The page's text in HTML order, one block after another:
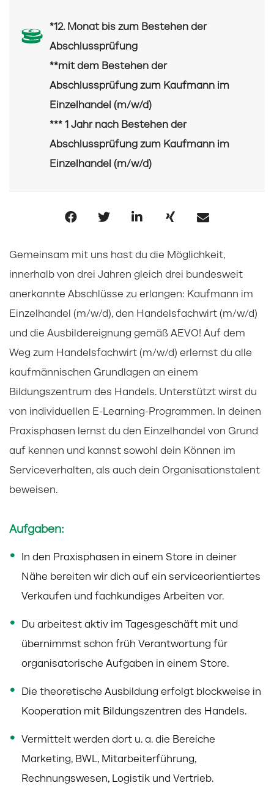
*12. Monat bis zum Bestehen der
Abschlussprüfung
**mit dem Bestehen der
Abschlussprüfung zum Kaufmann im
Einzelhandel (m/w/d)
*** 1 Jahr nach Bestehen der
Abschlussprüfung zum Kaufmann im
Einzelhandel (m/w/d)
Gemeinsam mit uns hast du die Möglichkeit,
innerhalb von drei Jahren gleich drei bundesweit
anerkannte Abschlüsse zu erlangen: Kaufmann im
Einzelhandel (m/w/d), den Handelsfachwirt (m/w/d)
und die Ausbildereignung gemäß AEVO! Auf dem
Weg zum Handelsfachwirt (m/w/d) erlernst du alle
kaufmännischen Grundlagen an einem
Bildungszentrum des Handels. Unterstützt wirst du
von individuellen E-Learning-Programmen. In deinen
Praxisphasen lernst du den Einzelhandel von Grund
auf kennen und kannst sowohl dein Können im
Serviceverhalten, als auch dein Organisationstalent
beweisen.
Aufgaben:
In den Praxisphasen in einem Store in deiner
Nähe bereiten wir dich auf ein serviceorientiertes
Verkaufen und fachkundiges Arbeiten vor.
Du arbeitest aktiv im Tagesgeschäft mit und
übernimmst schon früh Verantwortung für
organisatorische Aufgaben in einem Store.
Die theoretische Ausbildung erfolgt blockweise in
Kooperation mit Bildungszentren des Handels.
Vermittelt werden dort u. a. die Bereiche
Marketing, BWL, Mitarbeiterführung,
Rechnungswesen, Logistik und Vertrieb.